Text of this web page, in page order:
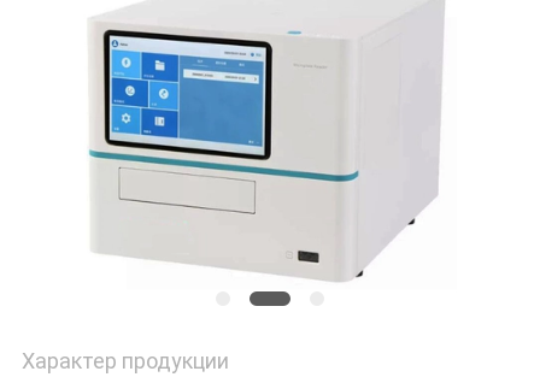
Характер продукции